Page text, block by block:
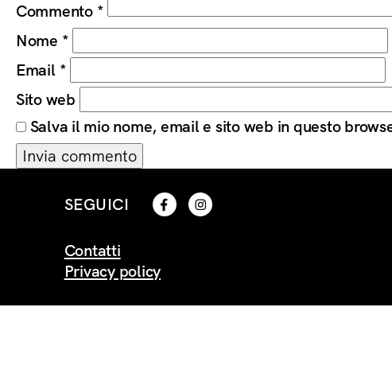
Commento *
Nome *
Email *
Sito web
Salva il mio nome, email e sito web in questo
SEGUICI
Contatti
Privacy policy